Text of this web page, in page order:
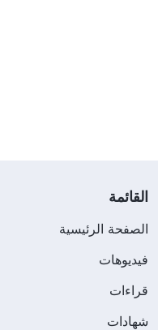
القائمة
الصفحة الرئيسية
فيديوهات
قراءات
شهادات